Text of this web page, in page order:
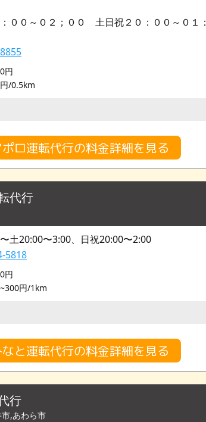
００～０２；００ 土日祝２０：００～０１：
円
/0.5km
ポロ運転代行の料金詳細を見る
代行
土20:00〜3:00、日祝20:00〜2:00
5818
円
円/1km
と運転代行の料金詳細を見る
行
,あわら市